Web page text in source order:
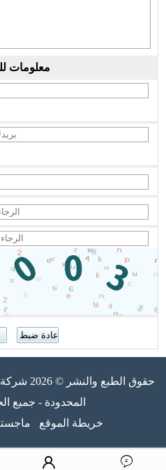
معلومات
حقوق
المحدودة - جميع
خريطة الموقع